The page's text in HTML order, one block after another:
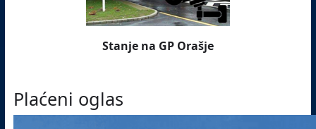
Stanje na GP Orašje
Plaćeni oglas